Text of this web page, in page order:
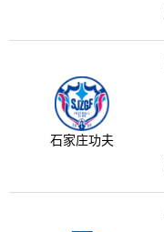
石家庄功夫